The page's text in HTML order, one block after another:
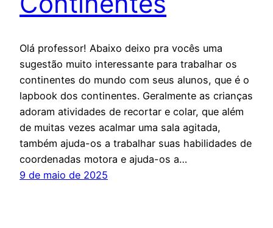
Olá professor! Abaixo deixo pra vocês uma
sugestão muito interessante para trabalhar os
continentes do mundo com seus alunos, que é o
lapbook dos continentes. Geralmente as crianças
adoram atividades de recortar e colar, que além
de muitas vezes acalmar uma sala agitada,
também ajuda-os a trabalhar suas habilidades de
coordenadas motora e ajuda-os a…
9 de maio de 2025